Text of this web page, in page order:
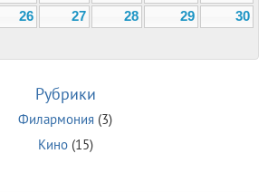
26 27 28 29
30
Рубрики
Филармония (3)
Кино(15)